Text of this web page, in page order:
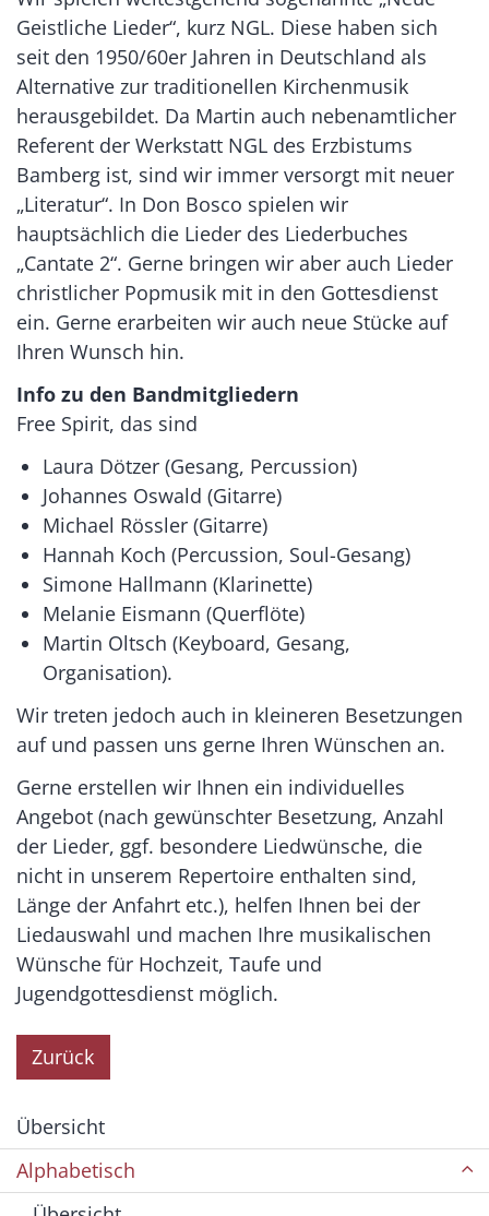
Geistliche Lieder“, kurz NGL. Diese haben sich
seit den 1950/60er Jahren in Deutschland als
Alternative zur traditionellen Kirchenmusik
herausgebildet. Da Martin auch nebenamtlicher
Referent der Werkstatt NGL des Erzbistums
Bamberg ist, sind wir immer versorgt mit neuer
„Literatur“. In Don Bosco spielen wir
hauptsächlich die Lieder des Liederbuches
„Cantate 2“. Gerne bringen wir aber auch Lieder
christlicher Popmusik mit in den Gottesdienst
ein. Gerne erarbeiten wir auch neue Stücke auf
Ihren Wunsch hin.
Info zu den Bandmitgliedern
Free Spirit, das sind
Laura Dötzer (Gesang, Percussion)
Johannes Oswald (Gitarre)
Michael Rössler (Gitarre)
Hannah Koch (Percussion, Soul-Gesang)
Simone Hallmann (Klarinette)
Melanie Eismann (Querflöte)
Martin Oltsch (Keyboard, Gesang,
Organisation).
Wir treten jedoch auch in kleineren Besetzungen
auf und passen uns gerne Ihren Wünschen an.
Gerne erstellen wir Ihnen ein individuelles
Angebot (nach gewünschter Besetzung, Anzahl
der Lieder, ggf. besondere Liedwünsche, die
nicht in unserem Repertoire enthalten sind,
Länge der Anfahrt etc.), helfen Ihnen bei der
Liedauswahl und machen Ihre musikalischen
Wünsche für Hochzeit, Taufe und
Jugendgottesdienst möglich.
Zurück
Übersicht
Alphabetisch